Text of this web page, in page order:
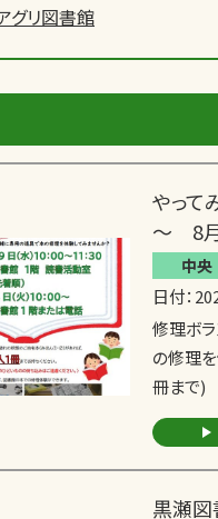
グリ図書館
やって
～ 8月
中央
日付：
修理ボ
の修理
冊まで)
黒瀬図